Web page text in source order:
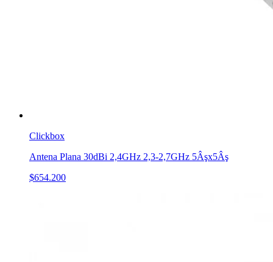
Clickbox
Antena Plana 30dBi 2,4GHz 2,3-2,7GHz 5Âşx5Âş
$654.200